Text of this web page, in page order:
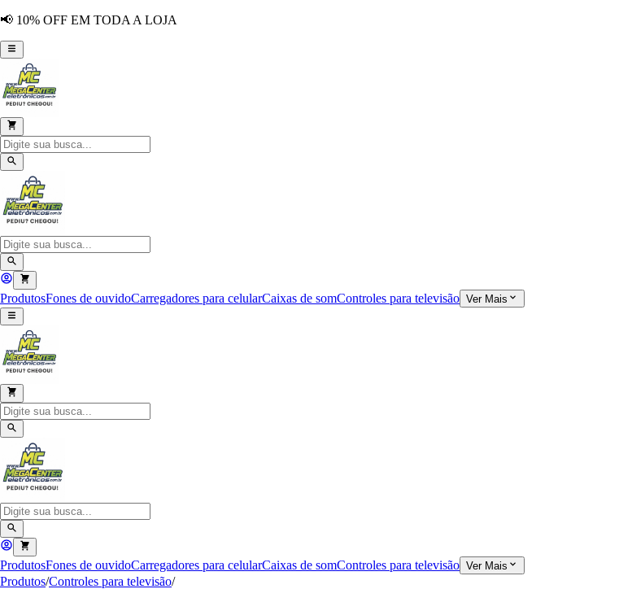
📢 10% OFF EM TODA A LOJA
ProdutosFones de ouvidoCarregadores para celularCaixas de somControles para televisão Ver Mais
ProdutosFones de ouvidoCarregadores para celularCaixas de somControles para televisão Ver Mais
Produtos/Controles para televisão/